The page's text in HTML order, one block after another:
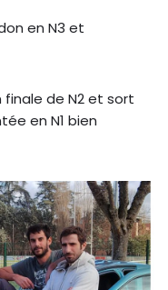
en N3 et
finale de N2 et sort
en N1 bien